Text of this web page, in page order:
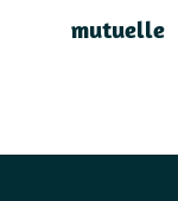
mutuelle